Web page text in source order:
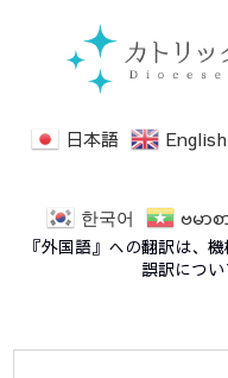
日本語 English
한국어
ဗမာစ
『外国語』への翻訳は、
誤訳につい
復活節第５主日